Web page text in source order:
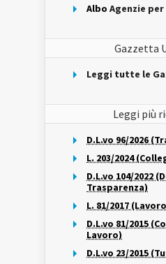
Albo Agenzie
Gazzetta
Leggi tutte le
Leggi più
D.L.vo 96/2026
L. 203/2024
D.L.vo 104/2022
Trasparenza)
L. 81/2017
D.L.vo 81/2015
Lavoro)
D.L.vo 23/2015